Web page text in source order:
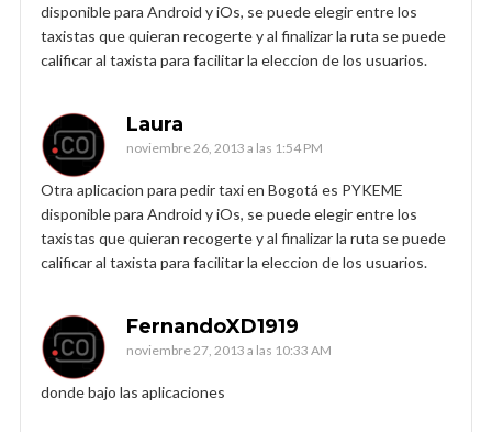
disponible para Android y iOs, se puede elegir entre los
taxistas que quieran recogerte y al finalizar la ruta se puede
calificar al taxista para facilitar la eleccion de los usuarios.
Laura
noviembre 26, 2013 a las 1:54 PM
Otra aplicacion para pedir taxi en Bogotá es PYKEME
disponible para Android y iOs, se puede elegir entre los
taxistas que quieran recogerte y al finalizar la ruta se puede
calificar al taxista para facilitar la eleccion de los usuarios.
FernandoXD1919
noviembre 27, 2013 a las 10:33 AM
donde bajo las aplicaciones